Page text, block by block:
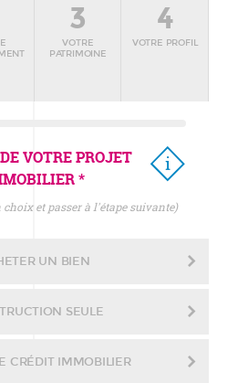
3
VOTRE
PATRIMOINE
4
VOTRE PROFIL
VOTRE PROJET
*
choix et passer à l'étape suivante)
UN BIEN
SEULE
CRÉDIT IMMOBILIER